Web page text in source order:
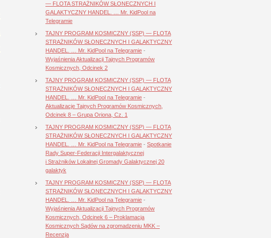
— FLOTA STRAŻNIKÓW SŁONECZNYCH I
GALAKTYCZNY HANDEL. … Mr. KidPool na
Telegramie
TAJNY PROGRAM KOSMICZNY (SSP) — FLOTA
STRAŻNIKÓW SŁONECZNYCH I GALAKTYCZNY
HANDEL. … Mr. KidPool na Telegramie -
Wyjaśnienia Aktualizacji Tajnych Programów
Kosmicznych, Odcinek 2
TAJNY PROGRAM KOSMICZNY (SSP) — FLOTA
STRAŻNIKÓW SŁONECZNYCH I GALAKTYCZNY
HANDEL. … Mr. KidPool na Telegramie -
Aktualizacje Tajnych Programów Kosmicznych,
Odcinek 8 – Grupa Oriona, Cz. 1
TAJNY PROGRAM KOSMICZNY (SSP) — FLOTA
STRAŻNIKÓW SŁONECZNYCH I GALAKTYCZNY
HANDEL. … Mr. KidPool na Telegramie - Spotkanie
Rady Super-Federacji Intergalaktycznej
i Strażników Lokalnej Gromady Galaktycznej 20
galaktyk
TAJNY PROGRAM KOSMICZNY (SSP) — FLOTA
STRAŻNIKÓW SŁONECZNYCH I GALAKTYCZNY
HANDEL. … Mr. KidPool na Telegramie -
Wyjaśnienia Aktualizacji Tajnych Programów
Kosmicznych, Odcinek 6 – Proklamacja
Kosmicznych Sądów na zgromadzeniu MKK –
Recenzja